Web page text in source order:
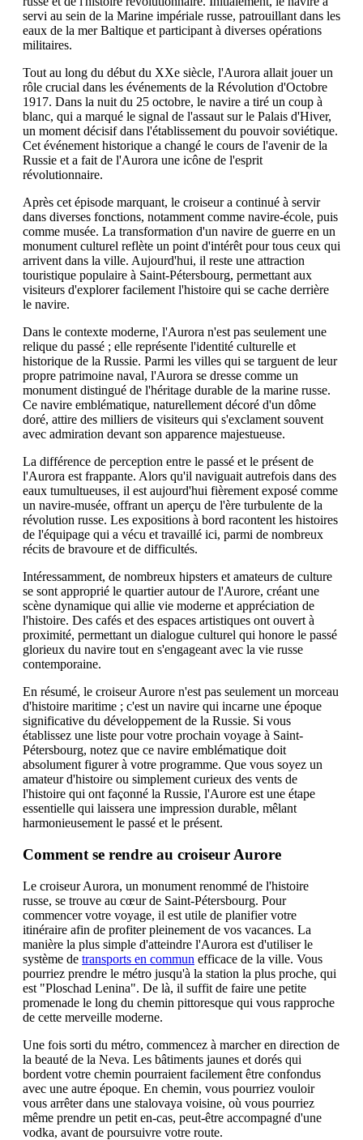
servi au sein de la Marine impériale russe, patrouillant dans les
eaux de la mer Baltique et participant à diverses opérations
militaires.
Tout au long du début du XXe siècle, l'Aurora allait jouer un
rôle crucial dans les événements de la Révolution d'Octobre
1917. Dans la nuit du 25 octobre, le navire a tiré un coup à
blanc, qui a marqué le signal de l'assaut sur le Palais d'Hiver,
un moment décisif dans l'établissement du pouvoir soviétique.
Cet événement historique a changé le cours de l'avenir de la
Russie et a fait de l'Aurora une icône de l'esprit
révolutionnaire.
Après cet épisode marquant, le croiseur a continué à servir
dans diverses fonctions, notamment comme navire-école, puis
comme musée. La transformation d'un navire de guerre en un
monument culturel reflète un point d'intérêt pour tous ceux qui
arrivent dans la ville. Aujourd'hui, il reste une attraction
touristique populaire à Saint-Pétersbourg, permettant aux
visiteurs d'explorer facilement l'histoire qui se cache derrière
le navire.
Dans le contexte moderne, l'Aurora n'est pas seulement une
relique du passé ; elle représente l'identité culturelle et
historique de la Russie. Parmi les villes qui se targuent de leur
propre patrimoine naval, l'Aurora se dresse comme un
monument distingué de l'héritage durable de la marine russe.
Ce navire emblématique, naturellement décoré d'un dôme
doré, attire des milliers de visiteurs qui s'exclament souvent
avec admiration devant son apparence majestueuse.
La différence de perception entre le passé et le présent de
l'Aurora est frappante. Alors qu'il naviguait autrefois dans des
eaux tumultueuses, il est aujourd'hui fièrement exposé comme
un navire-musée, offrant un aperçu de l'ère turbulente de la
révolution russe. Les expositions à bord racontent les histoires
de l'équipage qui a vécu et travaillé ici, parmi de nombreux
récits de bravoure et de difficultés.
Intéressamment, de nombreux hipsters et amateurs de culture
se sont approprié le quartier autour de l'Aurore, créant une
scène dynamique qui allie vie moderne et appréciation de
l'histoire. Des cafés et des espaces artistiques ont ouvert à
proximité, permettant un dialogue culturel qui honore le passé
glorieux du navire tout en s'engageant avec la vie russe
contemporaine.
En résumé, le croiseur Aurore n'est pas seulement un morceau
d'histoire maritime ; c'est un navire qui incarne une époque
significative du développement de la Russie. Si vous
établissez une liste pour votre prochain voyage à Saint-
Pétersbourg, notez que ce navire emblématique doit
absolument figurer à votre programme. Que vous soyez un
amateur d'histoire ou simplement curieux des vents de
l'histoire qui ont façonné la Russie, l'Aurore est une étape
essentielle qui laissera une impression durable, mêlant
harmonieusement le passé et le présent.
Comment se rendre au croiseur Aurore
Le croiseur Aurora, un monument renommé de l'histoire
russe, se trouve au cœur de Saint-Pétersbourg. Pour
commencer votre voyage, il est utile de planifier votre
itinéraire afin de profiter pleinement de vos vacances. La
manière la plus simple d'atteindre l'Aurora est d'utiliser le
système de transports en commun efficace de la ville. Vous
pourriez prendre le métro jusqu'à la station la plus proche, qui
est "Ploschad Lenina". De là, il suffit de faire une petite
promenade le long du chemin pittoresque qui vous rapproche
de cette merveille moderne.
Une fois sorti du métro, commencez à marcher en direction de
la beauté de la Neva. Les bâtiments jaunes et dorés qui
bordent votre chemin pourraient facilement être confondus
avec une autre époque. En chemin, vous pourriez vouloir
vous arrêter dans une stalovaya voisine, où vous pourriez
même prendre un petit en-cas, peut-être accompagné d'une
vodka, avant de poursuivre votre route.